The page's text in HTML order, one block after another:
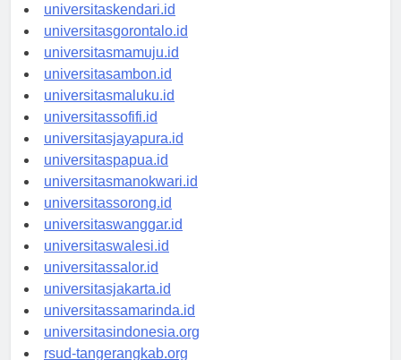
universitasmakassar.id
universitaskendari.id
universitasgorontalo.id
universitasmamuju.id
universitasambon.id
universitasmaluku.id
universitassofifi.id
universitasjayapura.id
universitaspapua.id
universitasmanokwari.id
universitassorong.id
universitaswanggar.id
universitaswalesi.id
universitassalor.id
universitasjakarta.id
universitassamarinda.id
universitasindonesia.org